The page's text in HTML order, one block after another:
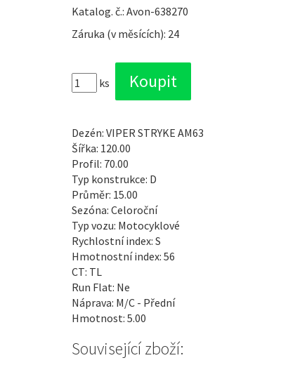
Katalog. č.: Avon-638270
Záruka (v měsících): 24
ks
Dezén: VIPER STRYKE AM63
Šířka: 120.00
Profil: 70.00
Typ konstrukce: D
Průměr: 15.00
Sezóna: Celoroční
Typ vozu: Motocyklové
Rychlostní index: S
Hmotnostní index: 56
CT: TL
Run Flat: Ne
Náprava: M/C - Přední
Hmotnost: 5.00
Související zboží: